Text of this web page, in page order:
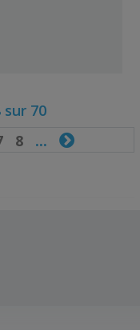
70
8... 